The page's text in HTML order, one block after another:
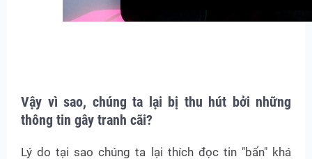
Vậy vì sao, chúng ta lại bị thu hút bởi những
thông tin gây tranh cãi?
Lý do tại sao chúng ta lại thích đọc tin "bẩn" khá